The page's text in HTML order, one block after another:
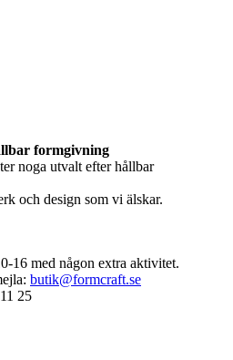
formgivning
noga utvalt efter hållbar
och design som vi älskar.
16 med någon extra aktivitet.
butik@formcraft.se
25